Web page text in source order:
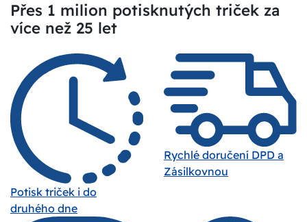
Přes 1 milion potisknutých triček za
více než 25 let
Potisk triček i do
druhého dne
Rychlé doručení DPD a
Zásilkovnou